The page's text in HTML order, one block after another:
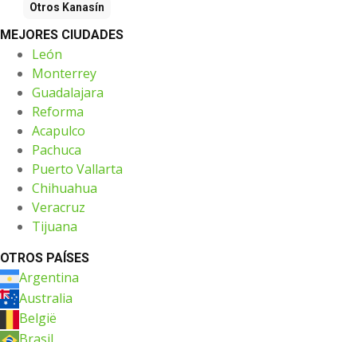
Otros Kanasín
MEJORES CIUDADES
León
Monterrey
Guadalajara
Reforma
Acapulco
Pachuca
Puerto Vallarta
Chihuahua
Veracruz
Tijuana
OTROS PAÍSES
Argentina
Australia
België